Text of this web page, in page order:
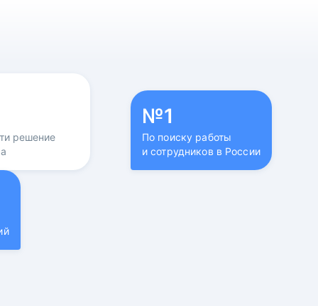
решение
№1
По поиску работы
и сотрудников в России